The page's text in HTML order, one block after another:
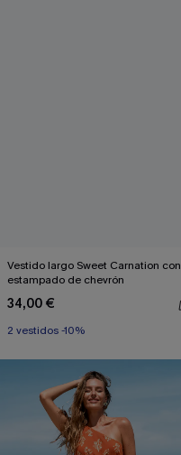
Vestido largo Sweet Carnation con
estampado de chevrón
34,00 €
2 vestidos -10%